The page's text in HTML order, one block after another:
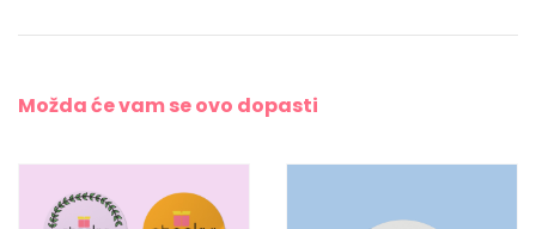
Možda će vam seovo dopasti